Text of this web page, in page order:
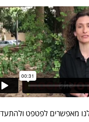
מאפשרים לפטפט